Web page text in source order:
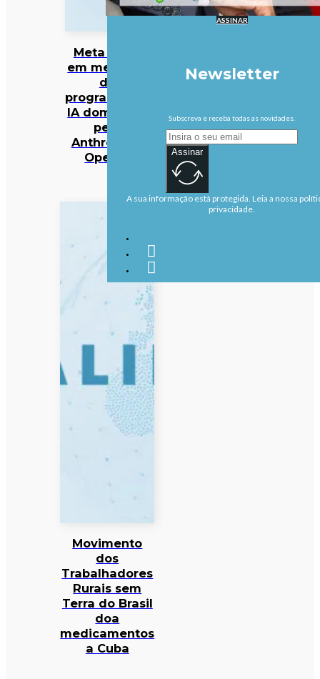
Meta entra
em mercado
da
programação
IA dominado
pela
Anthropic e
OpenAI
Movimento
dos
Trabalhadores
Rurais sem
Terra do Brasil
doa
medicamentos
a Cuba
ASSINAR
Newsletter
Subscreva e receba todas as novidades.
Assinar
A sua informação está protegida. Leia a nossa
privacidade.